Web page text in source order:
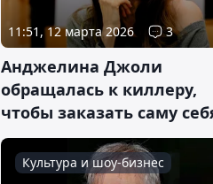
11:51, 12 марта 2026 3
Анджелина Джоли
обращалась к киллеру,
чтобы заказать саму
Культура и шоу-бизнес